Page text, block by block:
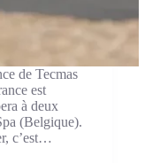
de Tecmas
est
à deux
(Belgique).
c’est…